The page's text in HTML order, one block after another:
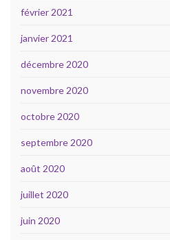
février 2021
janvier 2021
décembre 2020
novembre 2020
octobre 2020
septembre 2020
août 2020
juillet 2020
juin 2020